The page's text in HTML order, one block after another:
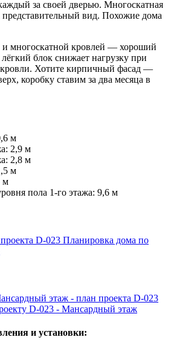
за своей дверью. Многоскатная
представительный вид. Похожие дома
и многоскатной кровлей — хороший
лёгкий блок снижает нагрузку при
Хотите кирпичный фасад —
коробку ставим за два месяца в
м
2,9 м
2,8 м
м
м
пола 1-го этажа: 9,6 м
D-023 Планировка дома по
этаж - план проекта D-023
D-023 - Мансардный этаж
и установки: